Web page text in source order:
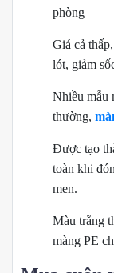
phòng
Giá cả
lót, giảm
Nhiều mẫu
thường,
Được tạo
toàn khi
men.
Màu trắng
màng PE